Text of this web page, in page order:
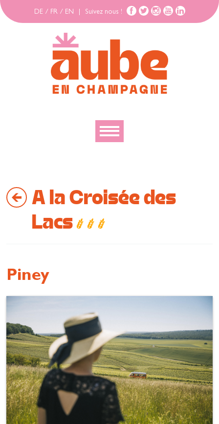
DE / FR / EN Suivez nous !
Bouger
Se loger
Se restaurer
A la Croisée des
Lacs
Piney